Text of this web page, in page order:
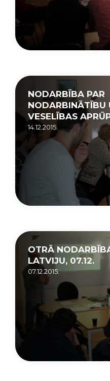
NODARBĪBA PAR
NODARBINĀTĪBU
VESELĪBAS
14.12.2015.
OTRĀ
LATVIJU, 07.12.
07.12.2015.